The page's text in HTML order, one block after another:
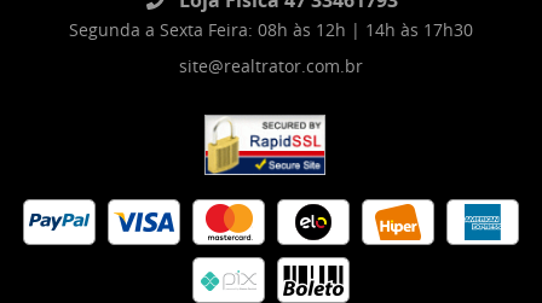
Segunda a Sexta Feira: 08h às 12h | 14h às 17h30
site@realtrator.com.br